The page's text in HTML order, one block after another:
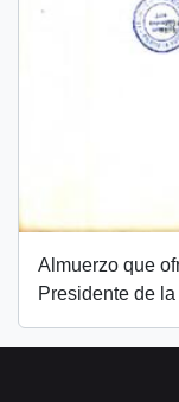
Almuerzo que
Presidente de